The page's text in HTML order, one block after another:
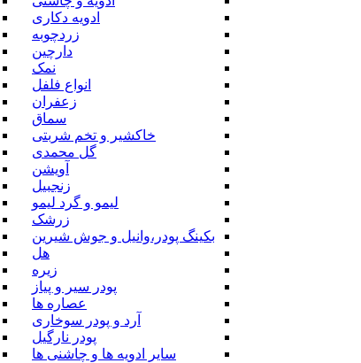
ادویه دکاری
زردچوبه
دارچین
نمک
انواع فلفل
زعفران
سماق
خاکشیر و تخم شربتی
گل محمدی
آویشن
زنجبیل
لیمو و گرد لیمو
زرشک
بکینگ پودر،وانیل و جوش شیرین
هل
زیره
پودر سیر و پیاز
عصاره ها
آرد و پودر سوخاری
پودر نارگیل
سایر ادویه ها و چاشنی ها